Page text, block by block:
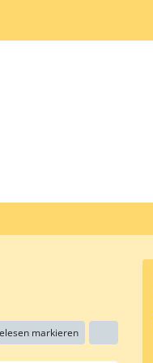
markieren